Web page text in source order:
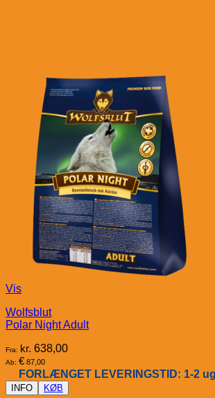
Vis
Wolfsblut
Polar Night Adult
Fra: kr. 638,00
Ab: € 87,00
FORLÆNGET LEVERINGSTID: 1-2
INFO KØB